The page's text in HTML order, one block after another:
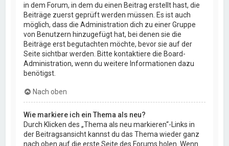
in dem Forum, in dem du einen Beitrag erstellt hast, die
Beiträge zuerst geprüft werden müssen. Es ist auch
möglich, dass die Administration dich zu einer Gruppe
von Benutzern hinzugefügt hat, bei denen sie die
Beiträge erst begutachten möchte, bevor sie auf der
Seite sichtbar werden. Bitte kontaktiere die Board-
Administration, wenn du weitere Informationen dazu
benötigst.
Nach oben
Wie markiere ich ein Thema als neu?
Durch Klicken des „Thema als neu markieren“-Links in
der Beitragsansicht kannst du das Thema wieder ganz
nach oben auf die erste Seite des Forums holen. Wenn